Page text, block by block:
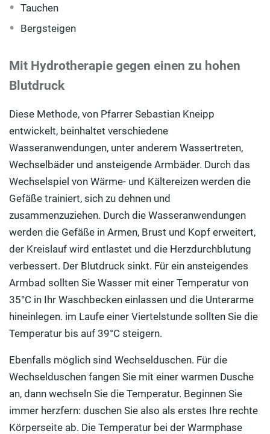
Tauchen
Bergsteigen
Mit Hydrotherapie gegen einen zu hohen
Blutdruck
Diese Methode, von Pfarrer Sebastian Kneipp
entwickelt, beinhaltet verschiedene
Wasseranwendungen, unter anderem Wassertreten,
Wechselbäder und ansteigende Armbäder. Durch das
Wechselspiel von Wärme- und Kältereizen werden die
Gefäße trainiert, sich zu dehnen und
zusammenzuziehen. Durch die Wasseranwendungen
werden die Gefäße in Armen, Brust und Kopf erweitert,
der Kreislauf wird entlastet und die Herzdurchblutung
verbessert. Der Blutdruck sinkt. Für ein ansteigendes
Armbad sollten Sie Wasser mit einer Temperatur von
35°C in Ihr Waschbecken einlassen und die Unterarme
hineinlegen. im Laufe einer Viertelstunde sollten Sie die
Temperatur bis auf 39°C steigern.
Ebenfalls möglich sind Wechselduschen. Für die
Wechselduschen fangen Sie mit einer warmen Dusche
an, dann wechseln Sie die Temperatur. Beginnen Sie
immer herzfern: duschen Sie also als erstes Ihre rechte
Körperseite ab. Die Temperatur bei der Warmphase